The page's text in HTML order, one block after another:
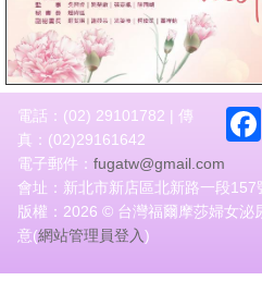
電話：(02) 29101782 | 傳
真：(02)29161642
電子郵件： fugatw@gmail.com
會址：新北市新店區北新路一段157
版權：2026 © 台灣福爾摩莎婦女泌
意(網站管理員登入)